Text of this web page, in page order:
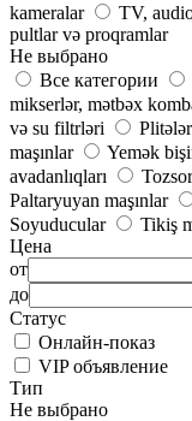
kameralar
TV,
pultlar və proqramlar
Не выбрано
Все категории
mikserlər, mətbəx
və su filtrləri
maşınlar
Yemək
avadanlıqları
Paltaryuyan maşınlar
Soyuducular
Tikiş
Цена
от
до
Статус
Онлайн-показ
VIP объявление
Тип
Не выбрано